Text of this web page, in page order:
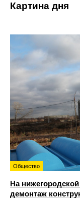
Картина дня
Общество
На
демонтаж